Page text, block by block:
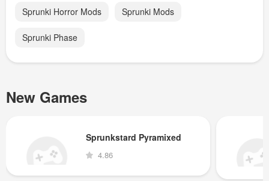
Sprunki Horror Mods Sprunki Mods
Sprunki Phase
New Games
Sprunkstard Pyramixed
4.86